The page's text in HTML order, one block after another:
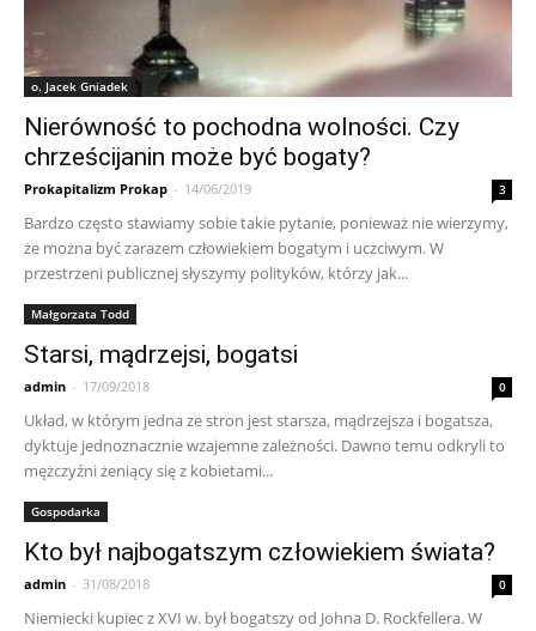
o. Jacek Gniadek
Nierówność to pochodna wolności. Czy
chrześcijanin może być bogaty?
Prokapitalizm Prokap - 14/06/2019 3
Bardzo często stawiamy sobie takie pytanie, ponieważ nie wierzymy,
że można być zarazem człowiekiem bogatym i uczciwym. W
przestrzeni publicznej słyszymy polityków, którzy jak...
Małgorzata Todd
Starsi, mądrzejsi, bogatsi
admin - 17/09/2018 0
Układ, w którym jedna ze stron jest starsza, mądrzejsza i bogatsza,
dyktuje jednoznacznie wzajemne zależności. Dawno temu odkryli to
mężczyźni żeniący się z kobietami...
Gospodarka
Kto był najbogatszym człowiekiem świata?
admin - 31/08/2018 0
Niemiecki kupiec z XVI w. był bogatszy od Johna D. Rockfellera. W